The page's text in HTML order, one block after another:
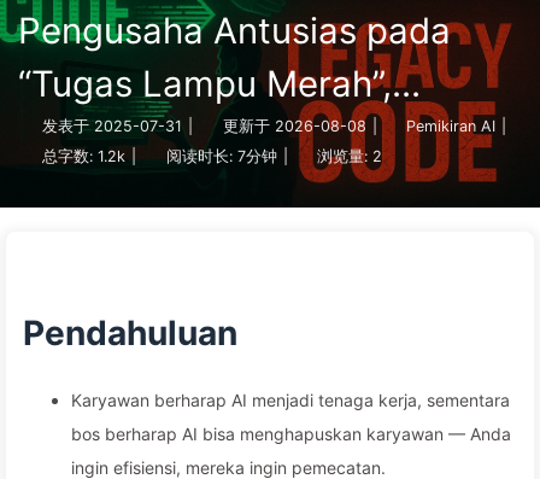
Pengusaha Antusias pada
“Tugas Lampu Merah”,
Teknologi Tidak Mampu Bikin
Karyawan Semakin Stres —
发表于 2025-07-31 更新于 2026-08-08 Pemikiran AI
总字数: 1.2k | 阅读时长: 7分钟 浏览量: 2
Pendahuluan
Karyawan berharap AI menjadi tenaga kerja, sementara
bos berharap AI bisa menghapuskan karyawan — Anda
ingin efisiensi, mereka ingin pemecatan.